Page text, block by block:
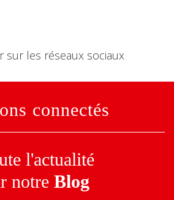
sur les réseaux sociaux
connectés
l'actualité
notre Blog